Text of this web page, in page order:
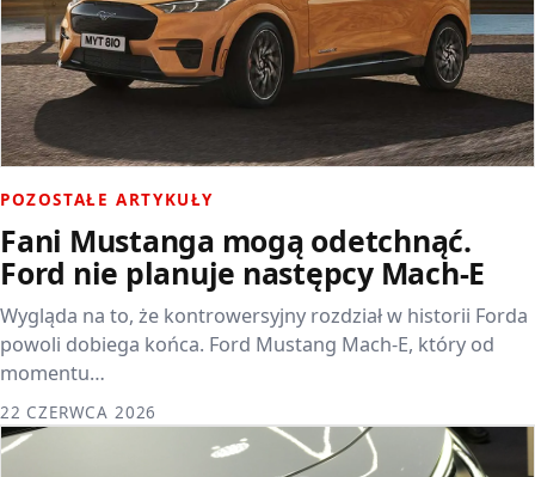
POZOSTAŁE ARTYKUŁY
Fani Mustanga mogą odetchnąć.
Ford nie planuje następcy Mach-E
Wygląda na to, że kontrowersyjny rozdział w historii Forda
powoli dobiega końca. Ford Mustang Mach-E, który od
momentu…
22 CZERWCA 2026